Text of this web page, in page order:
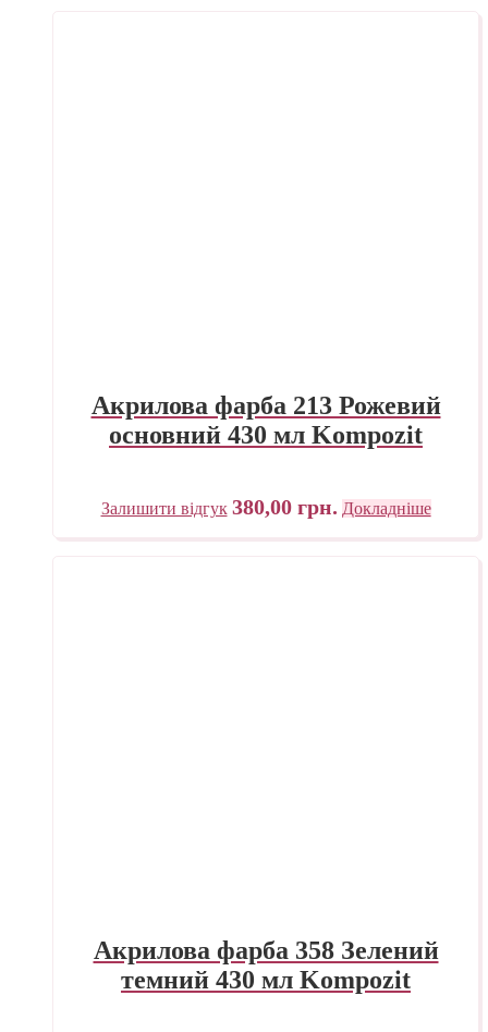
Акрилова фарба 213 Рожевий
основний 430 мл Kompozit
Залишити відгук 380,00 грн. Докладніше
Акрилова фарба 358 Зелений
темний 430 мл Kompozit